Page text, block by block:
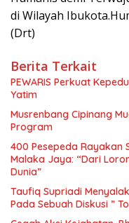
di Wilayah
(Drt)
Berita Terkait
PEWARIS Perkuat
Yatim
Musrenbang Cipinang
Program
400 Pesepeda Rayakan
Malaka Jaya: “Dari
Dunia”
Taufiq Supriadi
Pada Sebuah